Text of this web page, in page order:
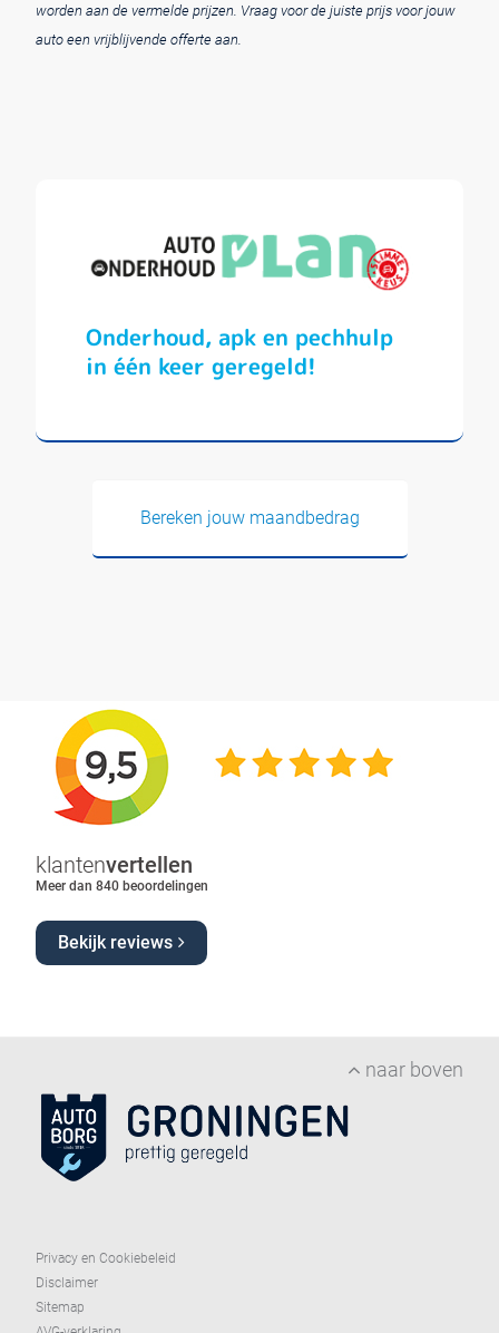
worden aan de vermelde prijzen. Vraag voor de juiste prijs voor jouw
auto een vrijblijvende offerte aan.
Onderhoud, apk en pechhulp
in één keer geregeld!
Bereken jouw maandbedrag
klantenvertellen
Meer dan 840 beoordelingen
Bekijk reviews
naar boven
Privacy en Cookiebeleid
Disclaimer
Sitemap